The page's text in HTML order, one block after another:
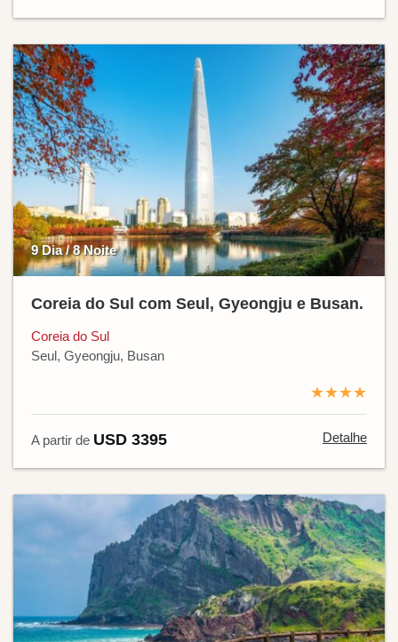
9 Dia / 8 Noite
Coreia do Sul com Seul, Gyeongju e Busan.
Coreia do Sul
Seul, Gyeongju, Busan
★★★★
A partir de USD 3395 Detalhe